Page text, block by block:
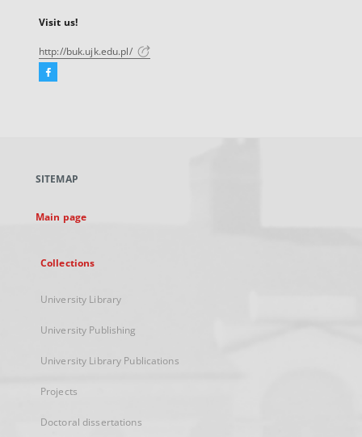
Visit us!
http://buk.ujk.edu.pl/
Facebook
new
SITEMAP
Main page
Collections
University Library
University Publishing
University Library Publications
Projects
Doctoral dissertations